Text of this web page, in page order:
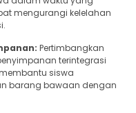
mengurangi kelelahan
Pertimbangkan
terintegrasi
siswa
barang bawaan dengan